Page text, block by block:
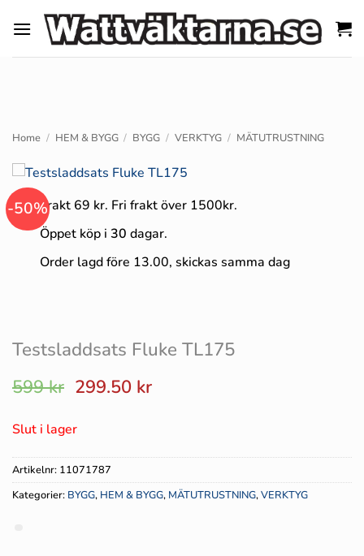
Home / HEM & BYGG / BYGG / VERKTYG / MÄTUTRUSTNING
-50%Frakt 69 kr. Fri frakt över 1500kr.
Öppet köp i 30 dagar.
Order lagd före 13.00, skickas samma dag
Testsladdsats Fluke TL175
599kr Det
priset
var:
599 kr.
299.50 krDet
299.50 kr.
Slut i lager
Artikelnr: 11071787
Kategorier: BYGG, HEM & BYGG, MÄTUTRUSTNING,VERKTYG